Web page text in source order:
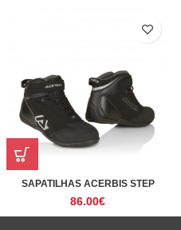
SAPATILHAS ACERBIS STEP
86.00€